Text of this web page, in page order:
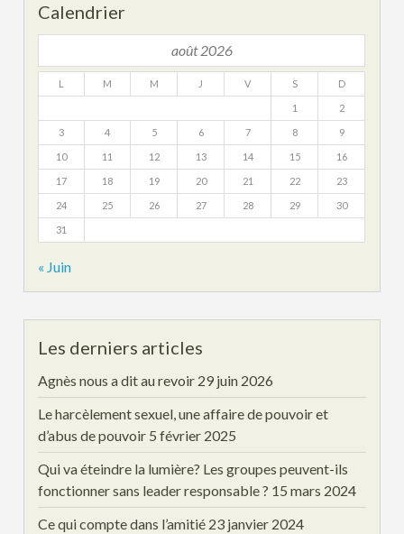
Calendrier
août 2026
L M M J V S D
1 2
3 4 5 6 7 8 9
10 11 12 13 14 15 16
17 18 19 20 21 22 23
24 25 26 27 28 29 30
31
« Juin
Les derniers articles
Agnès nous a dit au revoir 29 juin 2026
Le harcèlement sexuel, une affaire de pouvoir et
d’abus de pouvoir 5 février 2025
Qui va éteindre la lumière? Les groupes peuvent-ils
fonctionner sans leader responsable ? 15 mars 2024
Ce qui compte dans l’amitié 23 janvier 2024